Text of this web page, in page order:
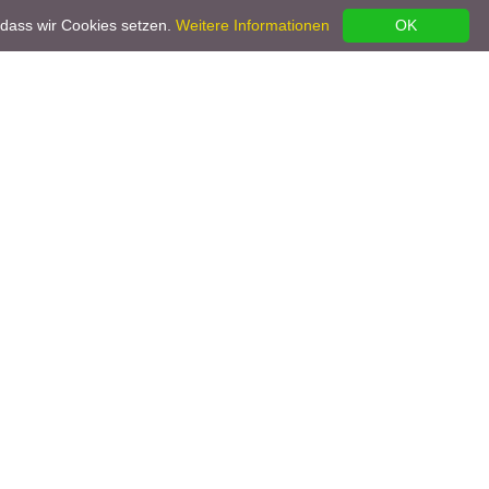
OK
wir Cookies setzen. Weitere Informationen